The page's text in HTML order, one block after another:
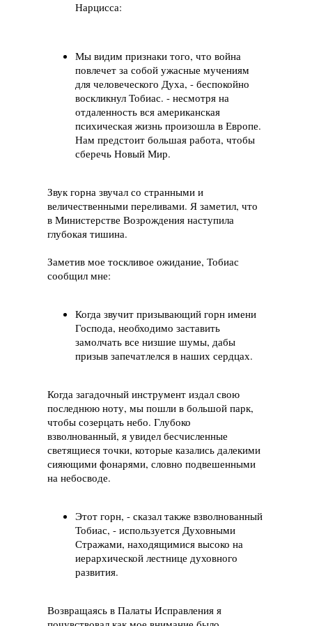
Нарцисса:
Мы видим признаки того, что война
повлечет за собой ужасные мучениям
для человеческого Духа, - беспокойно
воскликнул Тобиас. - несмотря на
отдаленность вся американская
психическая жизнь произошла в Европе.
Нам предстоит большая работа, чтобы
сберечь Новый Мир.
Звук горна звучал со странными и
величественными переливами. Я заметил, что
в Министерстве Возрождения наступила
глубокая тишина.
Заметив мое тоскливое ожидание, Тобиас
сообщил мне:
Когда звучит призывающий горн имени
Господа, необходимо заставить
замолчать все низшие шумы, дабы
призыв запечатлелся в наших сердцах.
Когда загадочный инструмент издал свою
последнюю ноту, мы пошли в большой парк,
чтобы созерцать небо. Глубоко
взволнованный, я увидел бесчисленные
светящиеся точки, которые казались далекими
сияющими фонарями, словно подвешенными
на небосводе.
Этот горн, - сказал также взволнованный
Тобиас, - используется Духовными
Стражами, находящимися высоко на
иерархической лестнице духовного
развития.
Возвращаясь в Палаты Исправления я